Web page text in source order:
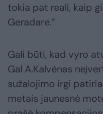
tokia pat reali, kaip
Geradare.”
Gali būti, kad vyro
Gal A.Kalvėnas
sužalojimo irgi
metais jaunesnė